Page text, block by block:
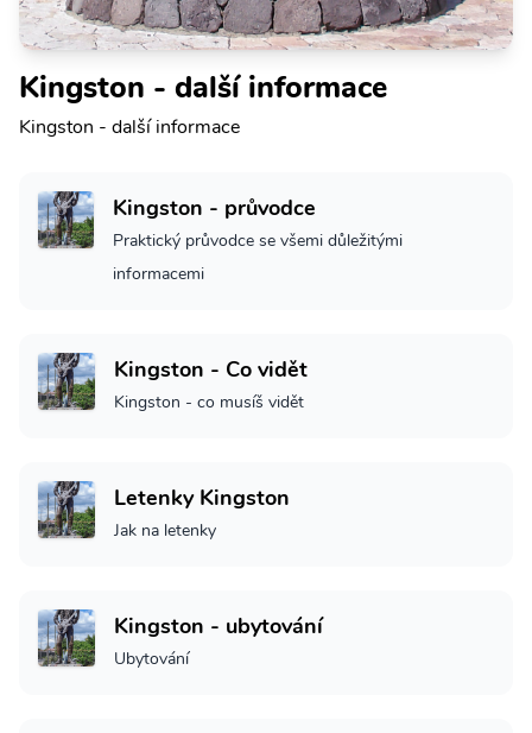
Kingston - další informace
Kingston - další informace
Kingston - průvodce
Praktický průvodce se všemi důležitými
informacemi
Kingston - Co vidět
Kingston - co musíš vidět
Letenky Kingston
Jak na letenky
Kingston - ubytování
Ubytování